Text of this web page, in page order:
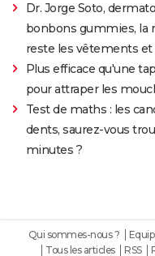
Dr. Jorge Soto,
bonbons gummies, la
reste les vêtements
Plus efficace qu'une
pour attraper les
Test de maths : les
dents, saurez-vous
minutes ?
Qui sommes-nous ?
Tous les articles
RSS